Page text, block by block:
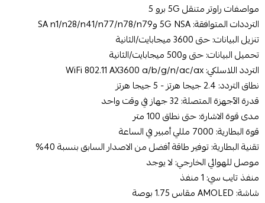
مواصفات راوتر متنقل 5G برو 5
الترددات المتوافقة: 5G NSA وSA n1/n28/n41/n77/n78/n79
تنزيل البيانات: حتى 3600 ميجابايت/الثانية
تحميل البيانات: حتى و500 ميجابايت/الثانية
التردد اللاسلكي: WiFi 802.11 AX3600 a/b/g/n/ac/ax
نطاق التردد: 2.4 جيجا هرتز - 5 جيجا هرتز
قدرة الآجهزة المتصلة: 32 جهاز في وقت واحد
مدى قوة الاشارة: حتى نطاق 100 متر
قوة البطارية: 7000 مللي أمبير في الساعة
تقنية البطارية: توفير طاقة أفضل من الاصدار السابق بنسبة 40%
موصل للهوائي الخارجي: لا يوجد
منفذ تايب سي: 1 منفذ
شاشة: AMOLED مقاس 1.75 بوصة